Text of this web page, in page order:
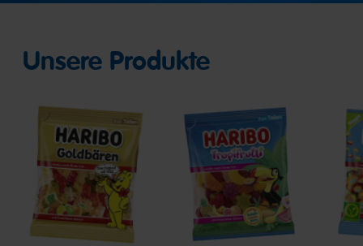
Unsere Produkte
Goldbären Tropifrutti